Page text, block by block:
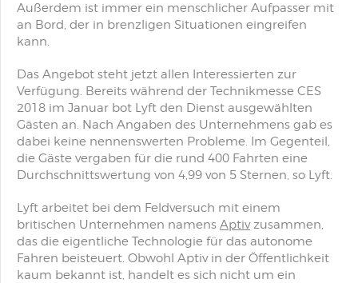
Außerdem ist immer ein menschlicher Aufpasser mit
an Bord, der in brenzligen Situationen eingreifen
kann.
Das Angebot steht jetzt allen Interessierten zur
Verfügung. Bereits während der Technikmesse CES
2018 im Januar bot Lyft den Dienst ausgewählten
Gästen an. Nach Angaben des Unternehmens gab es
dabei keine nennenswerten Probleme. Im Gegenteil,
die Gäste vergaben für die rund 400 Fahrten eine
Durchschnittswertung von 4,99 von 5 Sternen, so Lyft.
Lyft arbeitet bei dem Feldversuch mit einem
britischen Unternehmen namens Aptivzusammen,
das die eigentliche Technologie für das autonome
Fahren beisteuert. Obwohl Aptiv in der Öffentlichkeit
kaum bekannt ist, handelt es sich nicht um ein